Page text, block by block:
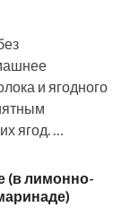
и ягодного
ягод. …
(в лимонно-